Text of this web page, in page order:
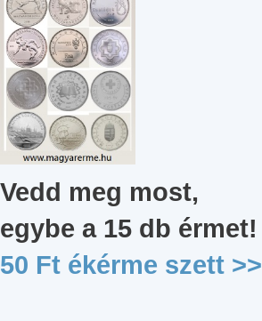
Vedd meg most,
egybe a 15 db érmet!
50 Ft ékérme szett >>